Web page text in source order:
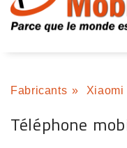
Fabricants » Xiaomi
Téléphone